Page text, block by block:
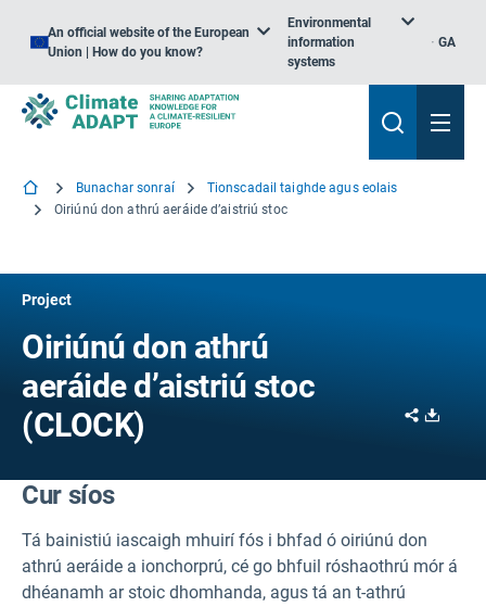
An official website of the European
Union | How do you know?
Environmental
information
systems
GA
Bunachar sonraí
Tionscadail taighde agus eolais
Oiriúnú don athrú aeráide d’aistriú stoc
Project
Oiriúnú don athrú
aeráide d’aistriú stoc
(CLOCK)
Share
Cur síos
Tá bainistiú iascaigh mhuirí fós i bhfad ó oiriúnú don
athrú aeráide a ionchorprú, cé go bhfuil róshaothrú mór á
dhéanamh ar stoic dhomhanda, agus tá an t-athrú